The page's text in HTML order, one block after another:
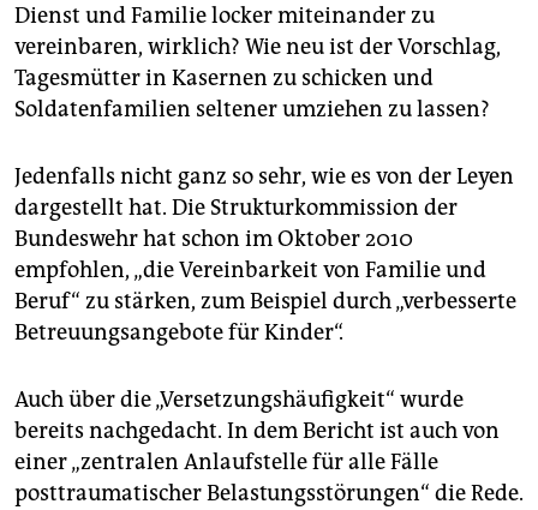
Dienst und Familie locker miteinander zu
vereinbaren, wirklich? Wie neu ist der Vorschlag,
Tagesmütter in Kasernen zu schicken und
Soldatenfamilien seltener umziehen zu lassen?
Jedenfalls nicht ganz so sehr, wie es von der Leyen
dargestellt hat. Die Strukturkommission der
Bundeswehr hat schon im Oktober 2010
empfohlen, „die Vereinbarkeit von Familie und
Beruf“ zu stärken, zum Beispiel durch „verbesserte
Betreuungsangebote für Kinder“.
Auch über die „Versetzungshäufigkeit“ wurde
bereits nachgedacht. In dem Bericht ist auch von
einer „zentralen Anlaufstelle für alle Fälle
posttraumatischer Belastungsstörungen“ die Rede.